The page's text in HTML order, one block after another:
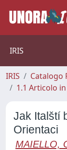
IRIS
IRIS Catalogo
1.1 Articolo
Jak Italští
Orientaci
MAIELLO,